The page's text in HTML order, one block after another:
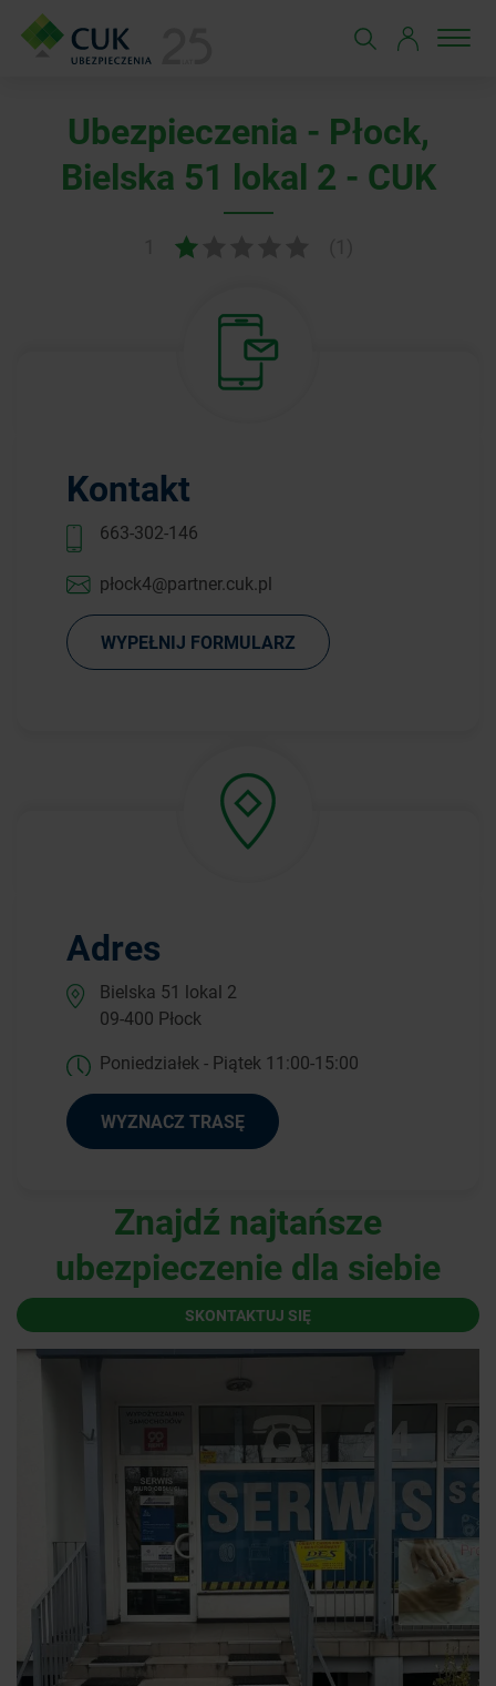
Ubezpieczenia - Płock,
Bielska 51 lokal 2 - CUK
Kontakt
663-302-146
płock4@partner.cuk.pl
WYPEŁNIJ FORMULARZ
Adres
Bielska 51 lokal 2
09-400 Płock
Poniedziałek - Piątek 11:00-15:00
WYZNACZ TRASĘ
Znajdź najtańsze
ubezpieczenie dla siebie
SKONTAKTUJ SIĘ